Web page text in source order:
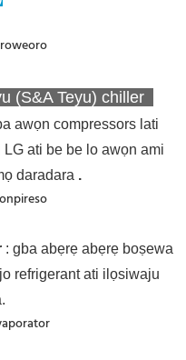
(S&A Teyu) chiller
awọn compressors lati
ati be be lo awọn ami
daradara .
: gba abẹrẹ abẹrẹ boṣewa
refrigerant ati ilọsiwaju